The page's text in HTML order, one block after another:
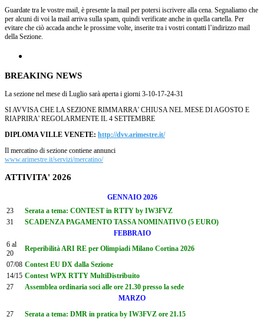
Guardate tra le vostre mail, è presente la mail per potersi iscrivere alla cena. Segnaliamo che
per alcuni di voi la mail arriva sulla spam, quindi verificate anche in quella cartella. Per
evitare che ciò accada anche le prossime volte, inserite tra i vostri contatti l’indirizzo mail
della Sezione.
BREAKING NEWS
La sezione nel mese di Luglio sarà aperta i giorni 3-10-17-24-31
SI AVVISA CHE LA SEZIONE RIMMARRA' CHIUSA NEL MESE DI AGOSTO E
RIAPRIRA' REGOLARMENTE IL 4 SETTEMBRE
DIPLOMA VILLE VENETE: http://dvv.arimestre.it/
Il mercatino di sezione contiene annunci
www.arimestre.it/servizi/mercatino/
ATTIVITA' 2026
GENNAIO 2026
23
Serata a tema: CONTEST in RTTY by IW3FVZ
31
SCADENZA PAGAMENTO TASSA NOMINATIVO (5 EURO)
FEBBRAIO
6 al
20
Reperibilità ARI RE per Olimpiadi Milano Cortina 2026
07/08 Contest EU DX dalla Sezione
14/15 Contest WPX RTTY MultiDistribuito
27
Assemblea ordinaria soci alle ore 21.30 presso la sede
MARZO
27
Serata a tema: DMR in pratica by IW3FVZ ore 21.15